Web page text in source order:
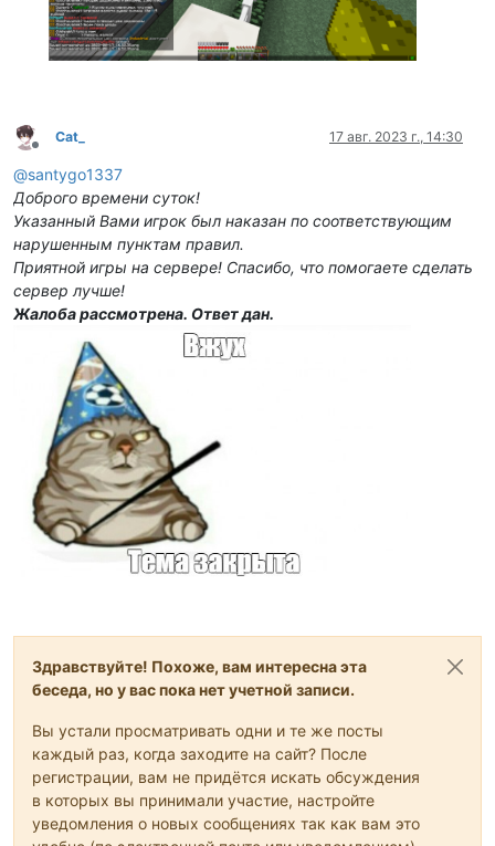
Не в сети
Cat_ 17 авг. 2023 г., 14:30
@santygo1337
Доброго времени суток!
Указанный Вами игрок был наказан по соответствующим
нарушенным пунктам правил.
Приятной игры на сервере! Спасибо, что помогаете сделать
сервер лучше!
Жалоба рассмотрена. Ответ дан.
Здравствуйте! Похоже, вам интересна эта
беседа, но у вас пока нет учетной записи.
Вы устали просматривать одни и те же посты
каждый раз, когда заходите на сайт? После
регистрации, вам не придётся искать обсуждения
в которых вы принимали участие, настройте
уведомления о новых сообщениях так как вам это